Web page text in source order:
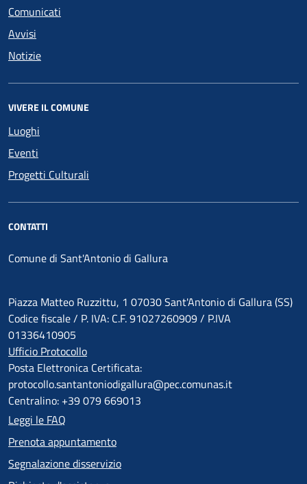
Comunicati
Avvisi
Notizie
VIVERE IL COMUNE
Luoghi
Eventi
Progetti Culturali
CONTATTI
Comune di Sant'Antonio di Gallura
Piazza Matteo Ruzzittu, 1 07030 Sant'Antonio di Gallura (SS)
Codice fiscale / P. IVA: C.F. 91027260909 / P.IVA
01336410905
Ufficio Protocollo
Posta Elettronica Certificata:
protocollo.santantoniodigallura@pec.comunas.it
Centralino: +39 079 669013
Leggi le FAQ
Prenota appuntamento
Segnalazione disservizio